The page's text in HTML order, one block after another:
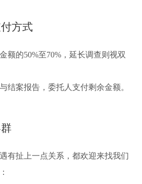
方式
额的50%至70%，延长调查则视双
结案报告，委托人支付剩余金额。
有扯上一点关系，都欢迎来找我们